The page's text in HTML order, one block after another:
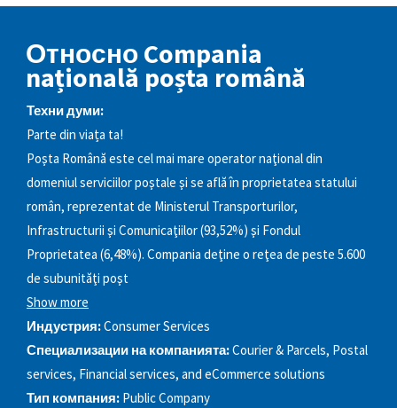
Относно Compania
națională poșta română
Техни думи:
Parte din viața ta!
Poşta Română este cel mai mare operator naţional din
domeniul serviciilor poştale şi se află în proprietatea statului
român, reprezentat de Ministerul Transporturilor,
Infrastructurii şi Comunicaţiilor (93,52%) şi Fondul
Proprietatea (6,48%). Compania deţine o reţea de peste 5.600
de subunităţi poşt
Show more
Индустрия:Consumer Services
Специализации на компанията:Courier & Parcels, Postal
services, Financial services, and eCommerce solutions
Тип компания: Public Company